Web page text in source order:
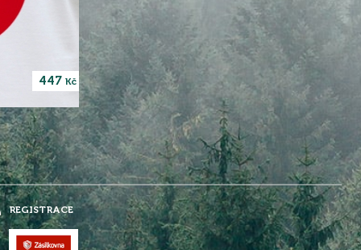
447 Kč
REGISTRACE